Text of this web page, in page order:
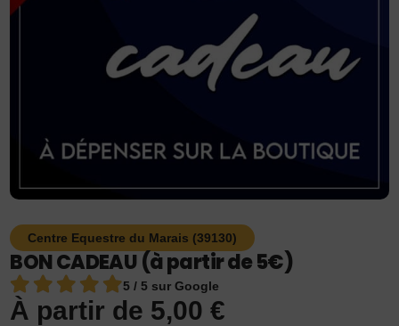
Centre Equestre du Marais (39130)
BON CADEAU (à partir de 5€)
5 / 5 sur Google
À partir de 5,00€